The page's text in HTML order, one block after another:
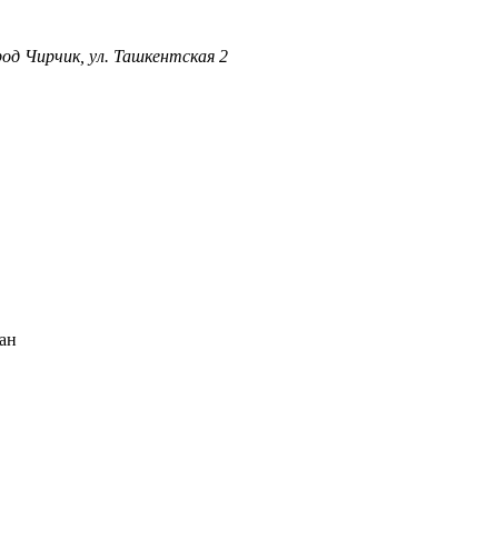
Чирчик, ул. Ташкентская 2